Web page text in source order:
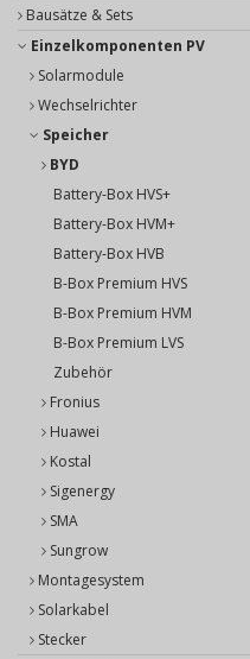
Bausätze & Sets
Einzelkomponenten PV
Solarmodule
Wechselrichter
Speicher
BYD
Battery-Box HVS+
Battery-Box HVM+
Battery-Box HVB
B-Box Premium HVS
B-Box Premium HVM
B-Box Premium LVS
Zubehör
Fronius
Huawei
Kostal
Sigenergy
SMA
Sungrow
Montagesystem
Solarkabel
Stecker